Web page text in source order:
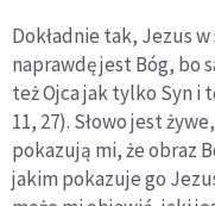
Dokładnie tak, Jezus
naprawdę jest Bóg, bo
też Ojca jak tylko Syn i
11, 27). Słowo jest
pokazują mi, że obraz
jakim pokazuje go